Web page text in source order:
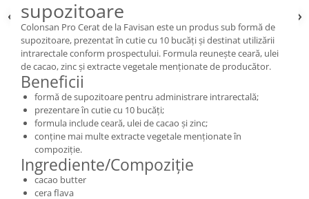
supozitoare
Colonsan Pro Cerat de la Favisan este un produs sub formă de
supozitoare, prezentat în cutie cu 10 bucăți și destinat utilizării
intrarectale conform prospectului. Formula reunește ceară, ulei
de cacao, zinc și extracte vegetale menționate de producător.
Beneficii
formă de supozitoare pentru administrare intrarectală;
prezentare în cutie cu 10 bucăți;
formula include ceară, ulei de cacao și zinc;
conține mai multe extracte vegetale menționate în
compoziție.
Ingrediente/Compoziție
cacao butter
cera flava